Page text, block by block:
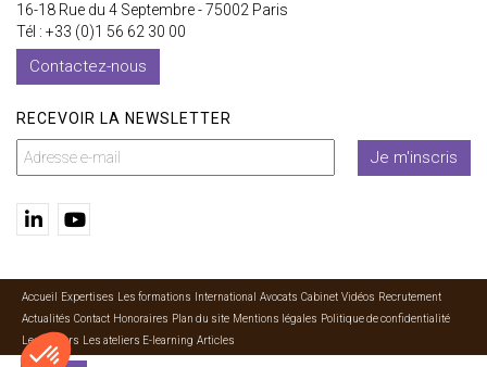
16-18 Rue du 4 Septembre - 75002 Paris
Tél : +33 (0)1 56 62 30 00
Contactez-nous
RECEVOIR LA NEWSLETTER
Je m'inscris
Accueil Expertises Les formations International Avocats Cabinet Vidéos Recrutement
Actualités Contact Honoraires Plan du site Mentions légales Politique de confidentialité
Les ateliers
Les ateliers E-learning Articles